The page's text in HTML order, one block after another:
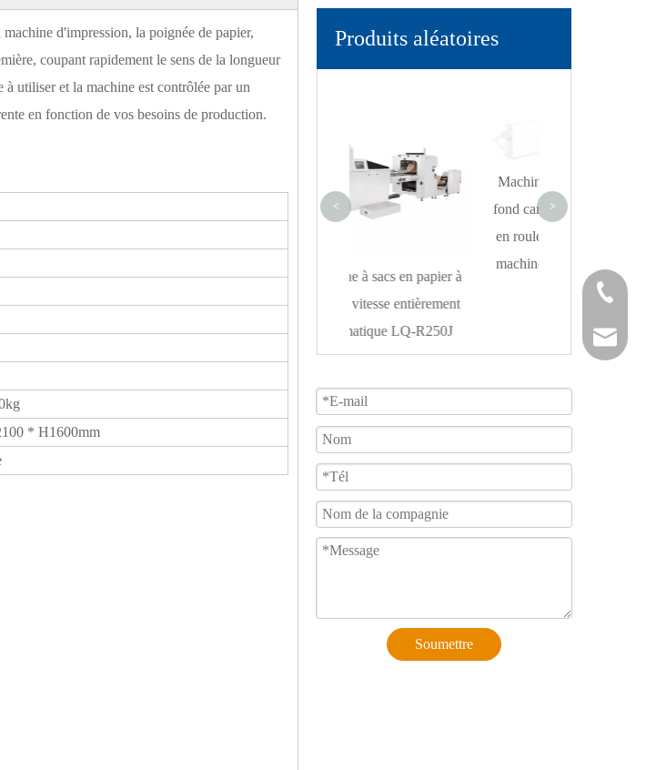
d'impression, la poignée de papier,
coupant rapidement le sens de la longueur
utiliser et la machine est contrôlée par un
en fonction de vos besoins de production.
* H1600mm
Produits aléatoires
automatique LQ-R450
Machine à sacs en papier à
grande vitesse entièrement
automatique LQ-R250J
Machine à sacs en papier à
fond carré avec alimentation
en rouleau LQ-R190P avec
machine d'impression flexo
< >
Soumettre
+ 86-21-
+ 86-21-